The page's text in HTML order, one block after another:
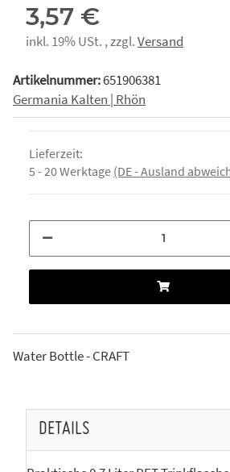
3,57 €
inkl. 19% USt. , zzgl.Versand
Artikelnummer:651906381
Germania Kalten | Rhön
Lieferzeit:
5 - 20 Werktage (DE - Ausland
Water Bottle - CRAFT
DETAILS